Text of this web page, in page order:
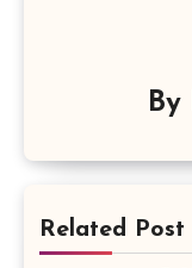
By
Related Post